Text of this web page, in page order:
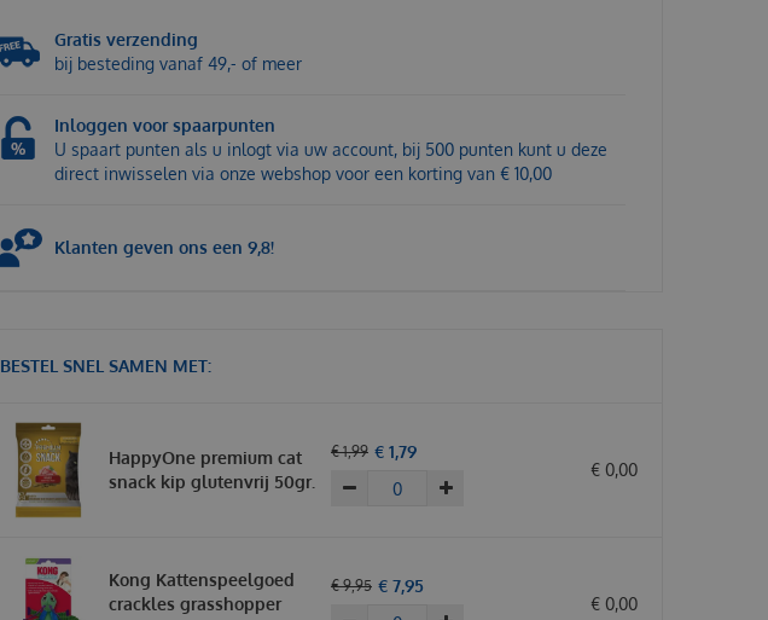
Gratis verzending
bij besteding vanaf 49,- of meer
Inloggen voor spaarpunten
U spaart punten als u inlogt via uw account, bij 500 punten kunt u deze
direct inwisselen via onze webshop voor een korting van € 10,00
Klanten geven ons een 9,8!
BESTEL SNEL SAMEN MET:
HappyOne premium cat
snack kip glutenvrij 50gr.
€ 1,99 € 1,79
€ 0,00
Kong Kattenspeelgoed
crackles grasshopper
€ 9,95 € 7,95
€ 0,00